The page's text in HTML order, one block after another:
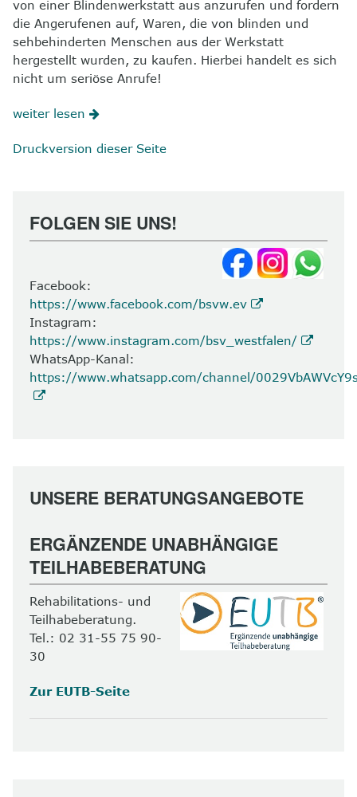
von einer Blindenwerkstatt aus anzurufen und fordern
die Angerufenen auf, Waren, die von blinden und
sehbehinderten Menschen aus der Werkstatt
hergestellt wurden, zu kaufen. Hierbei handelt es sich
nicht um seriöse Anrufe!
weiter lesen
Druckversion dieser Seite
FOLGEN SIE UNS!
Facebook:
https://www.facebook.com/bsvw.ev
Instagram:
https://www.instagram.com/bsv_westfalen/
WhatsApp-Kanal:
https://www.whatsapp.com/channel/
UNSERE BERATUNGSANGEBOTE
ERGÄNZENDE UNABHÄNGIGE
TEILHABEBERATUNG
Rehabilitations- und
Teilhabeberatung.
Tel.: 02 31-55 75 90-
30
Zur EUTB-Seite